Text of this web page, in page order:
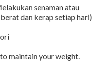
senaman atau
dan kerap setiap hari)
maintain your weight.